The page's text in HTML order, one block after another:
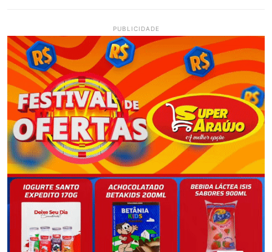
PUBLICIDADE